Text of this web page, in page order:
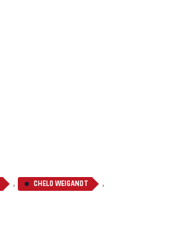
, CHELO WEIGANDT ,